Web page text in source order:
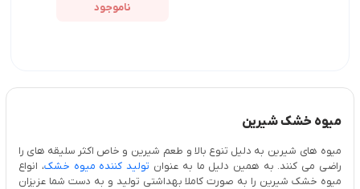
ناموجود
میوه خشک شیرین
میوه های شیرین به دلیل تنوع بالا و طعم شیرین و خاص اکثر سلیقه های را
راضی می کنند. به همین دلیل ما به عنوان تولید کننده میوه خشک، انواع
میوه خشک شیرین را به صورت کاملا بهداشتی تولید و به دست شما عزیزان